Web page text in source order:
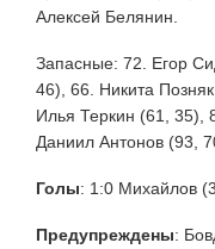
Алексей Белянин.
Запасные: 72. Егор
46), 66. Никита
Илья Теркин (61, 35),
Даниил Антонов (93,
Голы: 1:0 Михайлов
Предупреждены: